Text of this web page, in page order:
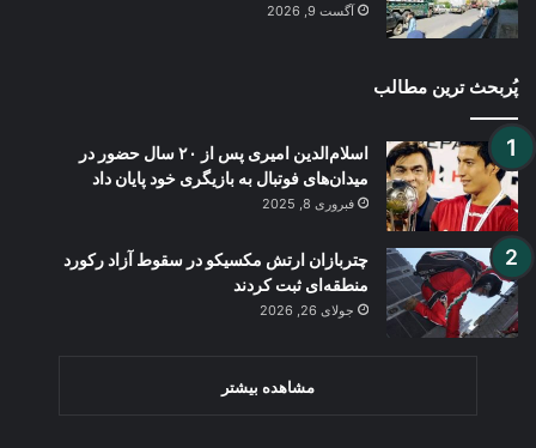
آگست 9, 2026
پُربحث ترین مطالب
اسلام‌الدین امیری پس از ۲۰ سال حضور در
میدان‌های فوتبال به بازیگری خود پایان داد
فبروری 8, 2025
چتربازان ارتش مکسیکو در سقوط آزاد رکورد
منطقه‌ای ثبت کردند
جولای 26, 2026
مشاهده بیشتر